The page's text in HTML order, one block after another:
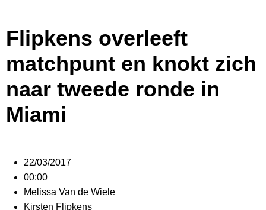
Flipkens overleeft
matchpunt en knokt zich
naar tweede ronde in
Miami
22/03/2017
00:00
Melissa Van de Wiele
Kirsten Flipkens